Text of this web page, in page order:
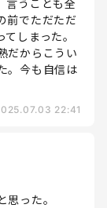
言うことも全
前でただただ
しまった。
だからこうい
。今も自信は
22:41
った。